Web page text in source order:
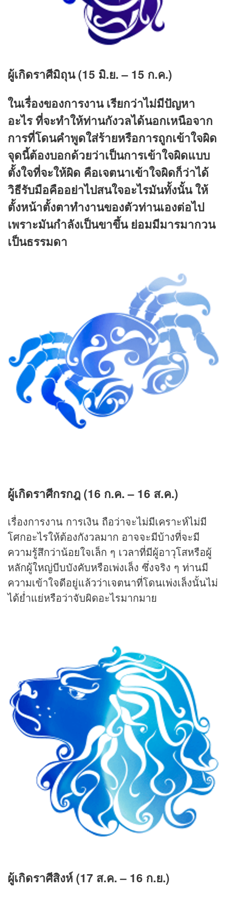
ผู้เกิดราศีมิถุน (15 มิ.ย. – 15 ก.ค.)
ในเรื่องของการงาน เรียกว่าไม่มีปัญหา
อะไร ที่จะทำให้ท่านกังวลได้นอกเหนือจาก
การที่โดนคำพูดใส่ร้ายหรือการถูกเข้าใจผิด
จุดนี้ต้องบอกด้วยว่าเป็นการเข้าใจผิดแบบ
ตั้งใจที่จะให้ผิด คือเจตนาเข้าใจผิดก็ว่าได้
วิธีรับมือคืออย่าไปสนใจอะไรมันทั้งนั้น ให้
ตั้งหน้าตั้งตาทำงานของตัวท่านเองต่อไป
เพราะมันกำลังเป็นขาขึ้น ย่อมมีมารมากวน
เป็นธรรมดา
ผู้เกิดราศีกรกฎ (16 ก.ค. – 16 ส.ค.)
เรื่องการงาน การเงิน ถือว่าจะไม่มีเคราะห์ไม่มี
โศกอะไรให้ต้องกังวลมาก อาจจะมีบ้างที่จะมี
ความรู้สึกว่าน้อยใจเล็ก ๆ เวลาที่มีผู้อาวุโสหรือผู้
หลักผู้ใหญ่บีบบังคับหรือเพ่งเล็ง ซึ่งจริง ๆ ท่านมี
ความเข้าใจดีอยู่แล้วว่าเจตนาที่โดนเพ่งเล็งนั้นไม่
ได้ย่ำแย่หรือว่าจับผิดอะไรมากมาย
ผู้เกิดราศีสิงห์ (17 ส.ค. – 16 ก.ย.)